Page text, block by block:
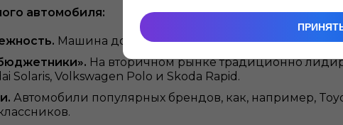
автомобиля:
Машина должна быть недорогой в
На вторичном рынке традиционно
Solaris, Volkswagen Polo и Skoda Rapid.
Автомобили популярных брендов, как, например,